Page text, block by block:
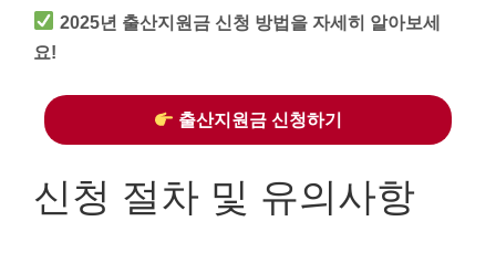
2025년 출산지원금 신청 방법을 자세히 알아보세
요!
출산지원금 신청하기
신청 절차 및 유의사항